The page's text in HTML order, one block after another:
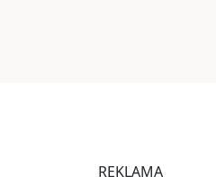
REKLAMA